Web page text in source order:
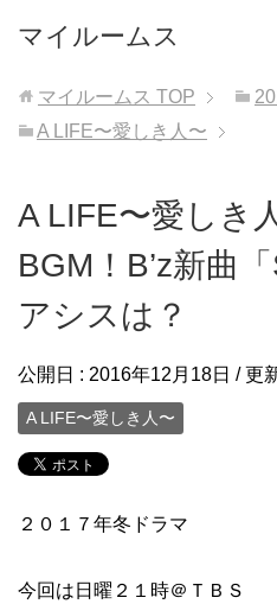
マイルームス
マイルームス TOP
A LIFE〜愛しき人〜
A LIFE〜愛しき
BGM！B’z新曲
アシスは？
公開日 : 2016年12月18日 / 更
A LIFE〜愛しき人〜
２０１７年冬ドラマ
今回は日曜２１時＠ＴＢＳ